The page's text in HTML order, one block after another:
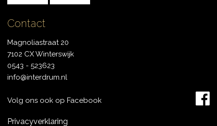
Contact
Magnoliastraat 20
7102 CX Winterswijk
0543 - 523623
info@interdrum.nl
Volg ons ook op Facebook
Privacyverklaring